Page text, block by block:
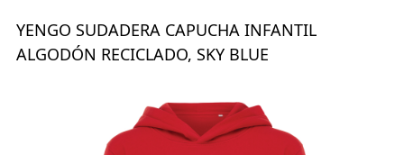
YENGO SUDADERA CAPUCHA INFANTIL
ALGODÓN RECICLADO, SKY BLUE